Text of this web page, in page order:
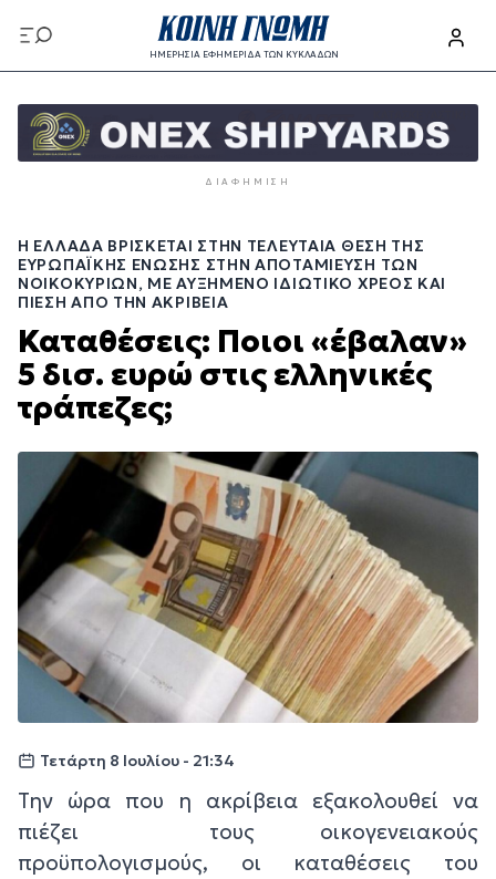
προς
το
περιεχόμενο
ΗΜΕΡΗΣΙΑ ΕΦΗΜΕΡΙΔΑ ΤΩΝ ΚΥΚΛΑΔΩΝ
προς
κυρίως
ΔΙΑΦΉΜΙΣΗ
Η ΕΛΛΆΔΑ ΒΡΊΣΚΕΤΑΙ ΣΤΗΝ ΤΕΛΕΥΤΑΊΑ ΘΈΣΗ ΤΗΣ
ΕΥΡΩΠΑΪΚΉΣ ΈΝΩΣΗΣ ΣΤΗΝ ΑΠΟΤΑΜΊΕΥΣΗ ΤΩΝ
ΝΟΙΚΟΚΥΡΙΏΝ, ΜΕ ΑΥΞΗΜΈΝΟ ΙΔΙΩΤΙΚΌ ΧΡΈΟΣ ΚΑΙ
ΠΊΕΣΗ ΑΠΌ ΤΗΝ ΑΚΡΊΒΕΙΑ
Καταθέσεις: Ποιοι «έβαλαν»
5 δισ. ευρώ στις ελληνικές
τράπεζες;
Τετάρτη 8 Ιουλίου - 21:34
Την ώρα που η ακρίβεια εξακολουθεί να
πιέζει τους οικογενειακούς
προϋπολογισμούς, οι καταθέσεις του